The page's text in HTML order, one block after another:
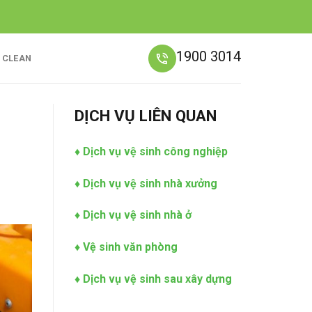
1900 3014
DỊCH VỤ LIÊN QUAN
♦ Dịch vụ vệ sinh công nghiệp
♦ Dịch vụ vệ sinh nhà xưởng
♦ Dịch vụ vệ sinh nhà ở
♦ Vệ sinh văn phòng
♦ Dịch vụ vệ sinh sau xây dựng